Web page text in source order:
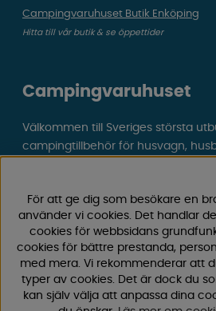
Campingvaruhuset Butik Enköping
Hitta till vår butik & se öppettider
Campingvaruhuset
Välkommen till Sveriges största
campingtillbehör för husvagn,
Hos oss hittar du allt från
som gör din campingupplevelse
Vi erbjuder hög kvalitet och
både online och i vår fysiska butik
Följ oss på Facebook och
För att ge dig som besökare en
använder vi cookies. Det handlar
cookies för webbsidans
cookies för bättre prestanda,
med mera. Vi rekommenderar att
typer av cookies. Det är dock du
kan själv välja att anpassa dina